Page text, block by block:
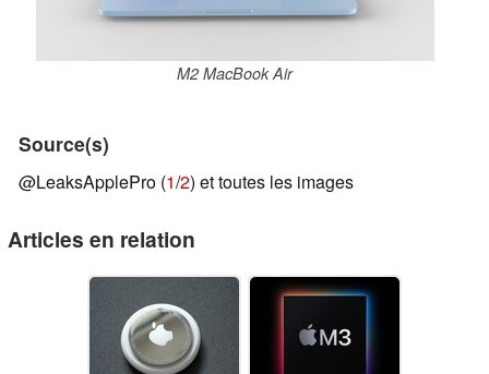
M2 MacBook Air
Source(s)
@LeaksApplePro (1/2) et toutes les images
Articles en relation